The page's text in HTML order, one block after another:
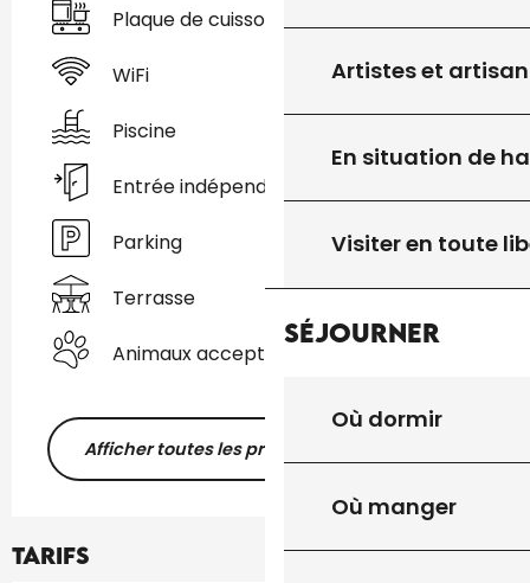
Artistes et
En situation de
Visiter en toute
Séjourner
Où dormir
Où manger
Plaque de cuisson
WiFi
Piscine
Entrée indépendante
Parking
Terrasse
Animaux acceptés
Afficher toutes les prestations
Tarifs